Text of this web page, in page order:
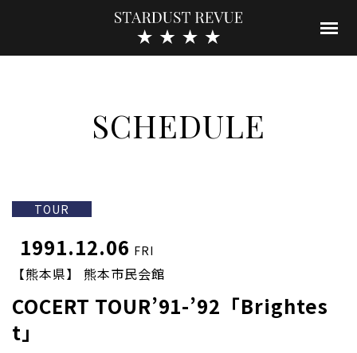
SCHEDULE
TOUR
1991.12.06 FRI
【熊本県】 熊本市民会館
COCERT TOUR’91-’92「Brightes
t」